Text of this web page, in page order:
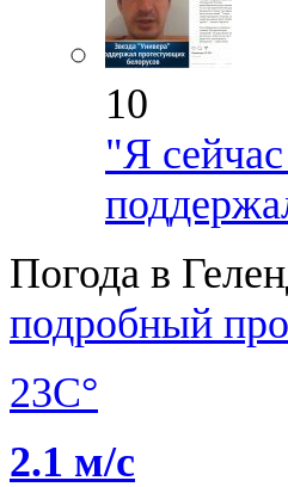
10
"Я
Погода в
подробный
23C°
2.1 м/с